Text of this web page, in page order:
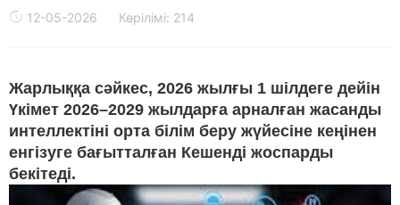
12-05-2026 Көрілімі: 214
Жарлыққа сәйкес, 2026 жылғы 1 шілдеге дейін
Үкімет 2026–2029 жылдарға арналған жасанды
интеллектіні орта білім беру жүйесіне кеңінен
енгізуге бағытталған Кешенді жоспарды
бекітеді.